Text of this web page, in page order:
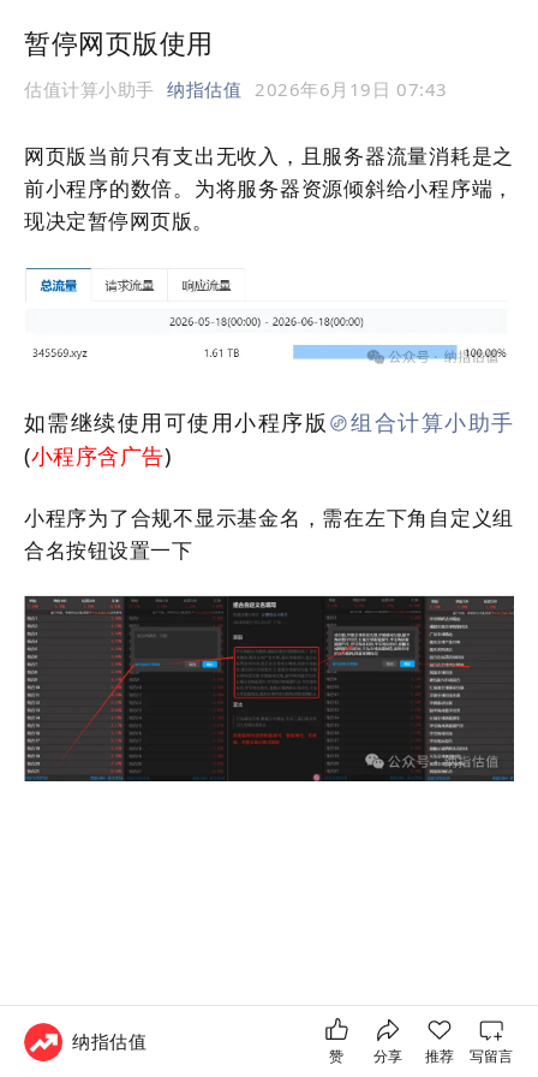
暂停网页版使用
估值计算小助手 纳指估值 2026年6月19日 07:43
网页版当前只有支出无收入，且服务器流量消耗是之
前小程序的数倍。为将服务器资源倾斜给小程序端，
现决定暂停网页版。
如需继续使用可使用小程序版
组合计算小助手
(小程序含广告)
小程序为了合规不显示基金名，需在左下角自定义组
合名按钮设置一下
纳指估值
赞 分享 推荐 写留言